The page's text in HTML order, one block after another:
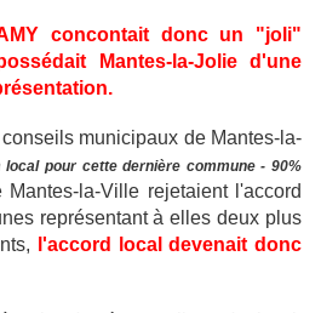
concontait donc un "joli"
Mantes-la-Jolie d'une
municipaux de Mantes-la-
local pour cette dernière commune - 90%
Mantes-la-Ville rejetaient l'accord
représentant à elles deux plus
l'accord local devenait donc